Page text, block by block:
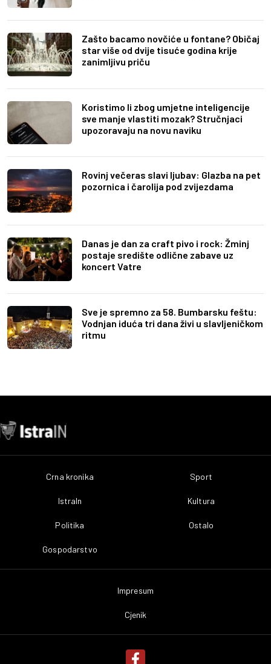
Zašto bacamo novčiće u fontane? Običaj
star više od dvije tisuće godina krije
zanimljivu priču
Koristimo li zbog umjetne inteligencije
sve manje vlastiti mozak? Stručnjaci
upozoravaju na novu naviku
Rovinj večeras slavi ljubav: Glazba na pet
pozornica i čarolija pod zvijezdama
Danas je dan za craft pivo i rock: Žminj
postaje središte odlične zabave uz
koncert Vatre
Sve je spremno za 58. Bumbarsku feštu:
Vodnjan iduća tri dana živi u slavljeničkom
ritmu
Crna kronika
IstraIn
Politika
Gospodarstvo
Sport
Kultura
Ostalo
Impresum
Cjenik